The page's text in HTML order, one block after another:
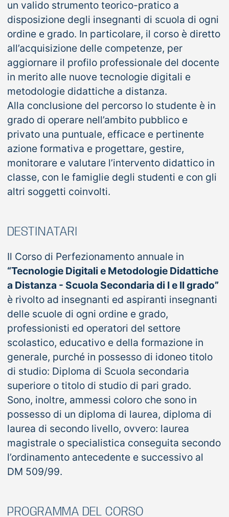
un valido strumento teorico-pratico a
disposizione degli insegnanti di scuola di ogni
ordine e grado. In particolare, il corso è diretto
all’acquisizione delle competenze, per
aggiornare il profilo professionale del docente
in merito alle nuove tecnologie digitali e
metodologie didattiche a distanza.
Alla conclusione del percorso lo studente è in
grado di operare nell’ambito pubblico e
privato una puntuale, efficace e pertinente
azione formativa e progettare, gestire,
monitorare e valutare l’intervento didattico in
classe, con le famiglie degli studenti e con gli
altri soggetti coinvolti.
DESTINATARI
Il Corso di Perfezionamento annuale in
“Tecnologie Digitali e Metodologie Didattiche
a Distanza - Scuola Secondaria di I e II grado”
è rivolto ad insegnanti ed aspiranti insegnanti
delle scuole di ogni ordine e grado,
professionisti ed operatori del settore
scolastico, educativo e della formazione in
generale, purché in possesso di idoneo titolo
di studio: Diploma di Scuola secondaria
superiore o titolo di studio di pari grado.
Sono, inoltre, ammessi coloro che sono in
possesso di un diploma di laurea, diploma di
laurea di secondo livello, ovvero: laurea
magistrale o specialistica conseguita secondo
l’ordinamento antecedente e successivo al
DM 509/99.
PROGRAMMA DEL CORSO